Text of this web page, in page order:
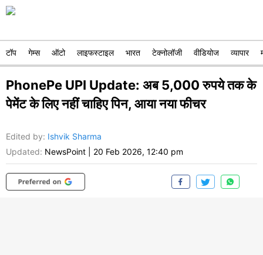
टॉप गेम्स ऑटो लाइफस्टाइल भारत टेक्नोलॉजी वीडियोज व्यापार
PhonePe UPI Update: अब 5,000 रुपये तक के
पेमेंट के लिए नहीं चाहिए पिन, आया नया फीचर
Edited by: Ishvik Sharma
Updated: NewsPoint 20 Feb 2026, 12:40 pm